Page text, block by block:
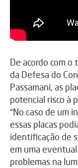
De acordo com o
da Defesa do
Passamani, as
potencial risco à
“No caso de um
essas placas
identificação de
em uma
problemas na